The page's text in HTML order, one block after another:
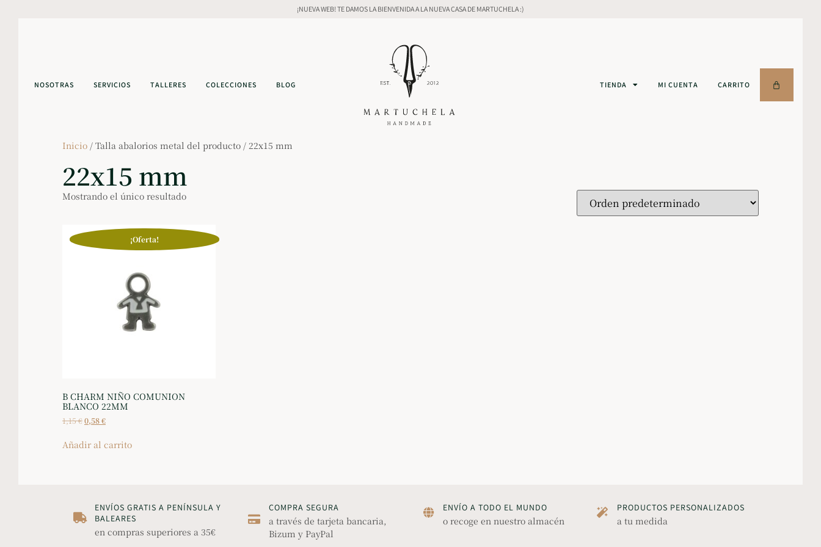
¡NUEVA WEB! TE DAMOS LA BIENVENIDA A LA NUEVA CASA DE MARTUCHELA :)
NOSOTRAS SERVICIOS TALLERES COLECCIONES BLOG TIENDA MI CUENTA CARRITO
Inicio / Talla abalorios metal del producto / 22x15 mm
22x15 mm
Mostrando el único resultado
¡Oferta!
B CHARM NIÑO COMUNION
BLANCO 22MM
1,15€0,58€
Añadir al carrito
ENVÍOS GRATIS A PENÍNSULA Y
BALEARES
en compras superiores a 35€
COMPRA SEGURA
a través de tarjeta bancaria,
Bizum y PayPal
ENVÍO A TODO EL MUNDO
o recoge en nuestro almacén
PRODUCTOS PERSONALIZADOS
a tu medida